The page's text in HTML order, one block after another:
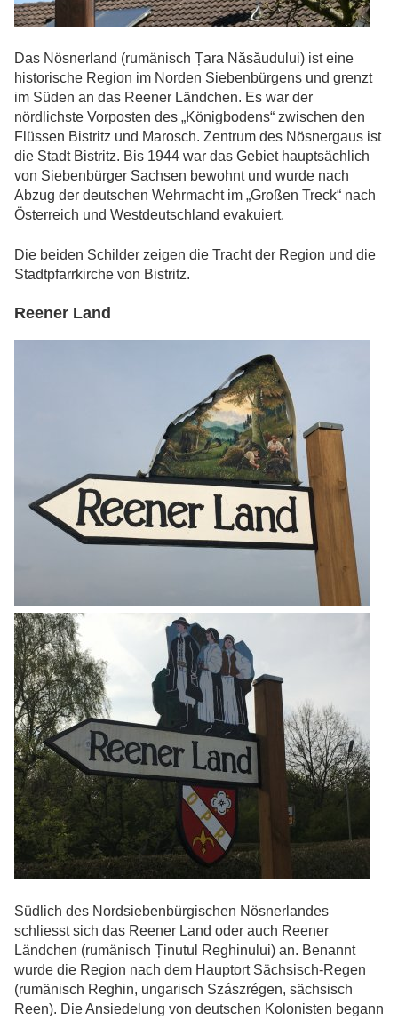
Das Nösnerland (rumänisch Țara Năsăudului) ist eine
historische Region im Norden Siebenbürgens und grenzt
im Süden an das Reener Ländchen. Es war der
nördlichste Vorposten des „Königbodens“ zwischen den
Flüssen Bistritz und Marosch. Zentrum des Nösnergaus ist
die Stadt Bistritz. Bis 1944 war das Gebiet hauptsächlich
von Siebenbürger Sachsen bewohnt und wurde nach
Abzug der deutschen Wehrmacht im „Großen Treck“ nach
Österreich und Westdeutschland evakuiert.
Die beiden Schilder zeigen die Tracht der Region und die
Stadtpfarrkirche von Bistritz.
Reener Land
Südlich des Nordsiebenbürgischen Nösnerlandes
schliesst sich das Reener Land oder auch Reener
Ländchen (rumänisch Ținutul Reghinului) an. Benannt
wurde die Region nach dem Hauptort Sächsisch-Regen
(rumänisch Reghin, ungarisch Szászrégen, sächsisch
Reen). Die Ansiedelung von deutschen Kolonisten begann